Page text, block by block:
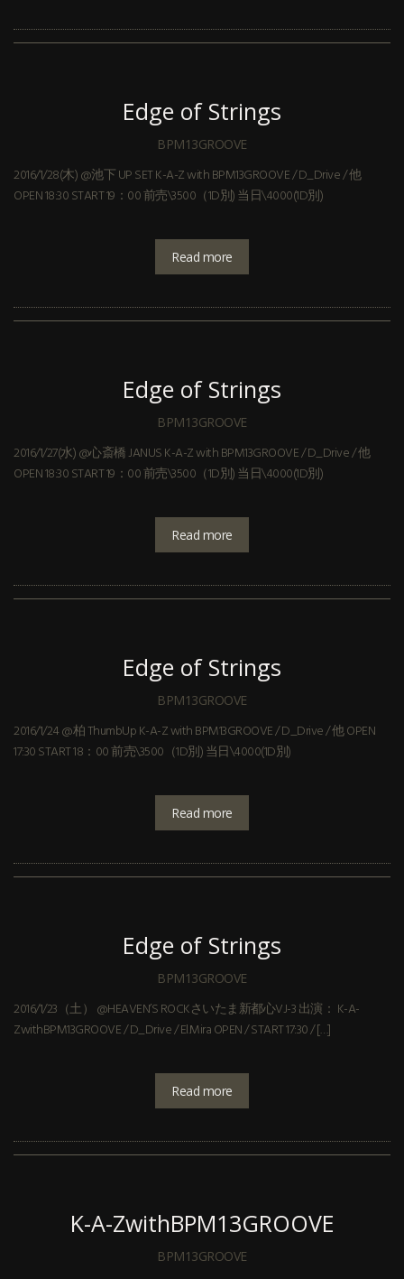
Edge of Strings
BPM13GROOVE
2016/1/28(木) @池下 UP SET K-A-Z with BPM13GROOVE / D_Drive / 他
OPEN 18:30 START 19：00 前売\3500（1D別) 当日\4000(1D別)
Read more
Edge of Strings
BPM13GROOVE
2016/1/27(水) @心斎橋 JANUS K-A-Z with BPM13GROOVE / D_Drive / 他
OPEN 18:30 START 19：00 前売\3500（1D別) 当日\4000(1D別)
Read more
Edge of Strings
BPM13GROOVE
2016/1/24 @柏 ThumbUp K-A-Z with BPM13GROOVE / D_Drive / 他 OPEN
17:30 START 18：00 前売\3500（1D別) 当日\4000(1D別)
Read more
Edge of Strings
BPM13GROOVE
2016/1/23（土） @HEAVEN’S ROCKさいたま新都心VJ-3 出演： K-A-
ZwithBPM13GROOVE / D_Drive / El.Mira OPEN / START 17:30 / […]
Read more
K-A-ZwithBPM13GROOVE
BPM13GROOVE